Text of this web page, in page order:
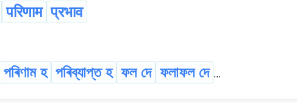
परिणाम प्रभाव
পৰিণাম হ পৰিব্যাপ্ত হ ফল দে ফলাফল দে ...